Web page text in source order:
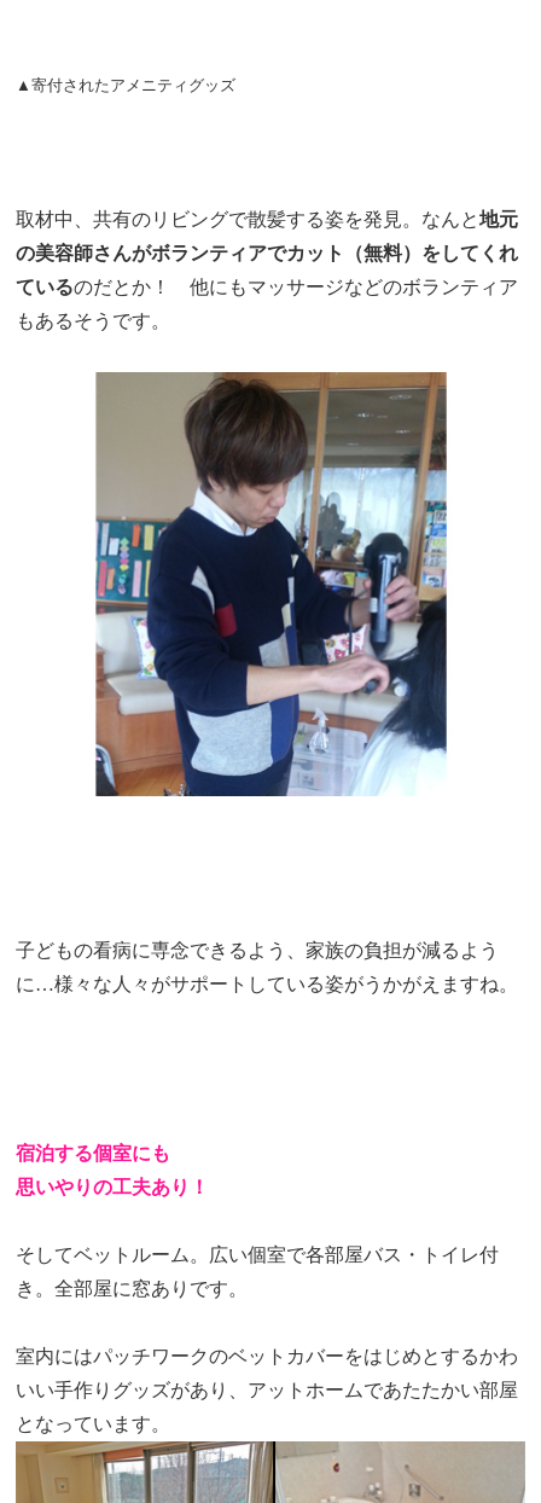
▲寄付されたアメニティグッズ
取材中、共有のリビングで散髪する姿を発見。なんと地元
の美容師さんがボランティアでカット（無料）をしてくれ
ているのだとか！ 他にもマッサージなどのボランティア
もあるそうです。
子どもの看病に専念できるよう、家族の負担が減るよう
に…様々な人々がサポートしている姿がうかがえますね。
宿泊する個室にも
思いやりの工夫あり！
そしてベットルーム。広い個室で各部屋バス・トイレ付
き。全部屋に窓ありです。
室内にはパッチワークのベットカバーをはじめとするかわ
いい手作りグッズがあり、アットホームであたたかい部屋
となっています。